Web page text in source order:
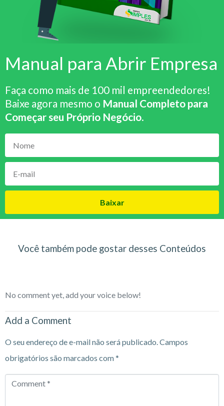
Manual para Abrir Empresa
Faça como mais de 100 mil empreendedores!
Baixe agora mesmo o Manual Completo para
Começar seu Próprio Negócio.
Baixar
Você também pode gostar desses Conteúdos
No comment yet, add your voice below!
Add a Comment
O seu endereço de e-mail não será publicado.Campos
obrigatórios são marcados com*
Comment